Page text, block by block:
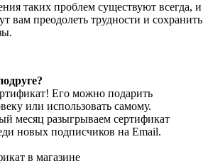
таких проблем существуют всегда, и
вам преодолеть трудности и сохранить
Его можно подарить
или использовать самому.
месяц разыгрываем сертификат
новых подписчиков на Email.
в магазине